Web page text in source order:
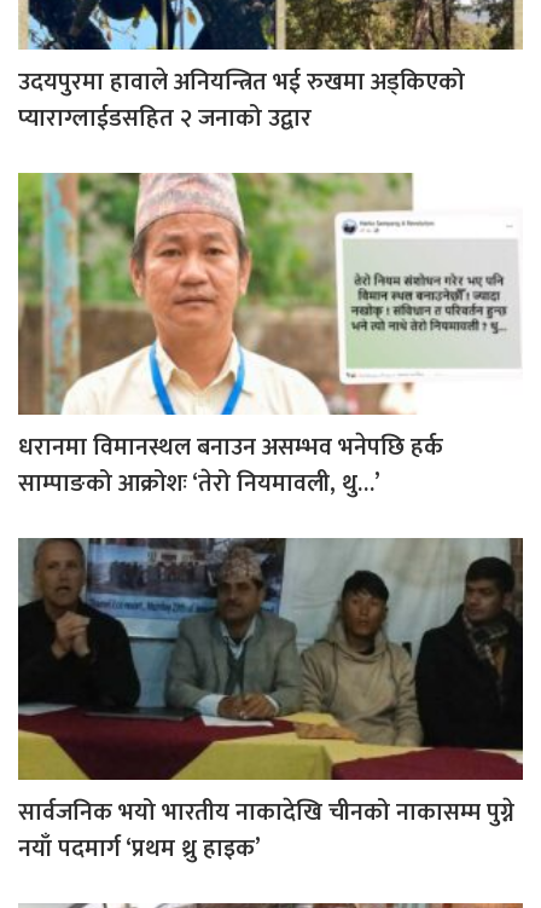
उदयपुरमा हावाले अनियन्त्रित भई रुखमा अड्किएको
प्याराग्लाईडसहित २ जनाको उद्वार
धरानमा विमानस्थल बनाउन असम्भव भनेपछि हर्क
साम्पाङको आक्रोशः ‘तेरो नियमावली, थु…’
सार्वजनिक भयो भारतीय नाकादेखि चीनको नाकासम्म पुग्ने
नयाँ पदमार्ग ‘प्रथम थ्रु हाइक’